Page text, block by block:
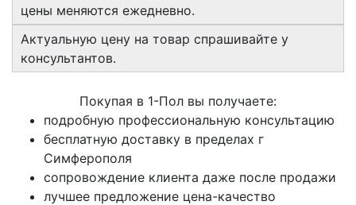
цены меняются ежедневно.
Актуальную цену на товар спрашивайте у
консультантов.
Покупая в 1-Пол вы получаете:
подробную профессиональную консультацию
бесплатную доставку в пределах г
Симферополя
сопровождение клиента даже после продажи
лучшее предложение цена-качество